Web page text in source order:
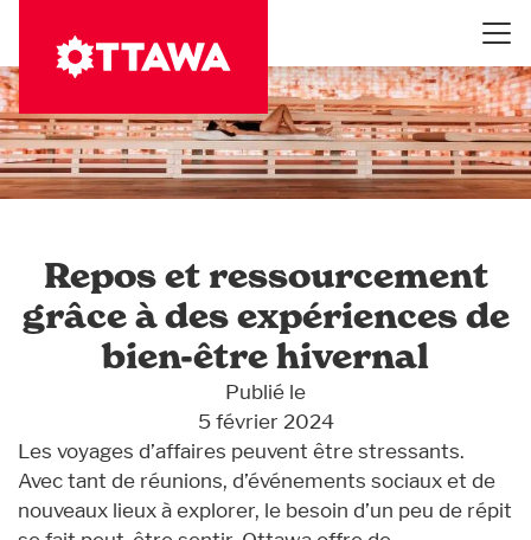
contenu
principal
Repos et ressourcement
grâce à des expériences de
bien-être hivernal
Publié le
5 février 2024
Les voyages d’affaires peuvent être stressants.
Avec tant de réunions, d’événements sociaux et de
nouveaux lieux à explorer, le besoin d’un peu de répit